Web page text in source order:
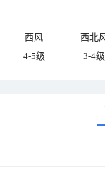
西风
西北
4-5级 3-4级